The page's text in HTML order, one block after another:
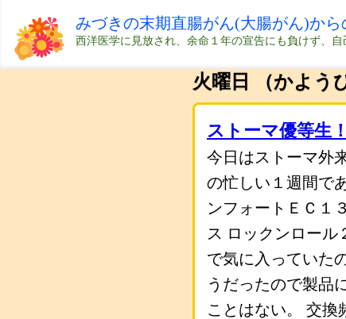
みづきの末期直腸がん(大腸がん)か
西洋医学に見放され、余命１年の宣告にも負けず、
火曜日 （かよう
ストーマ優等生
今日はストーマ外
の忙しい１週間で
ンフォートＥＣ１
ス ロックンロー
で気に入っていた
うだったので製品
ことはない。 交換